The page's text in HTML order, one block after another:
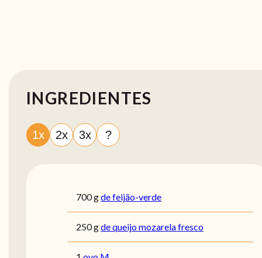
INGREDIENTES
1x 2x 3x ?
700gde feijão-verde
250gde queijo mozarela fresco